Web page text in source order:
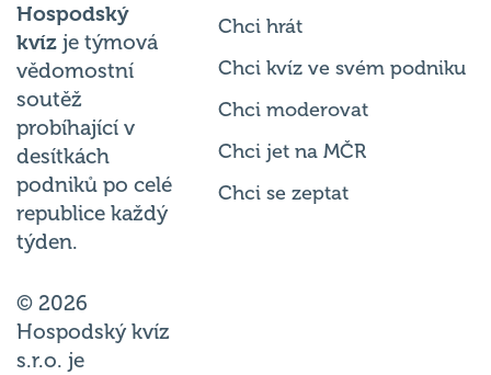
Hospodský
kvíz je týmová
vědomostní
soutěž
probíhající v
desítkách
podniků po celé
republice každý
týden.
© 2026
Hospodský kvíz
s.r.o. je
Chci hrát
Chci kvíz ve svém podniku
Chci moderovat
Chci jet na MČR
Chci se zeptat